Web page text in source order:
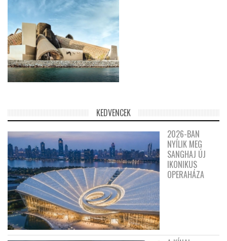
KEDVENCEK
2026-BAN
NYÍLIK MEG
SANGHAJ ÚJ
IKONIKUS
OPERAHÁZA